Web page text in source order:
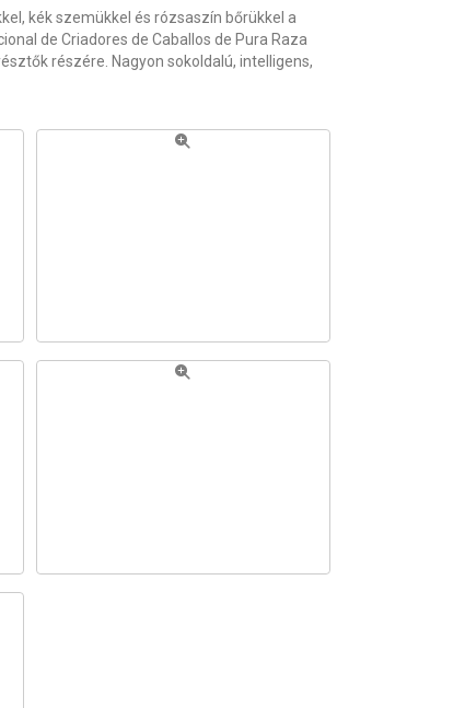
kék szemükkel és rózsaszín bőrükkel a
de Criadores de Caballos de Pura Raza
részére. Nagyon sokoldalú, intelligens,